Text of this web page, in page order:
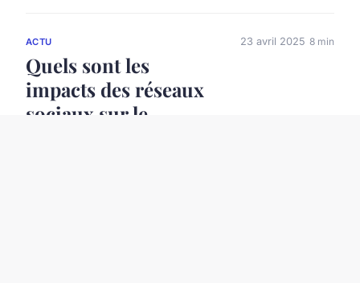
ACTU
Quels sont les
impacts des réseaux
sociaux sur le
23 avril 2025 8 min